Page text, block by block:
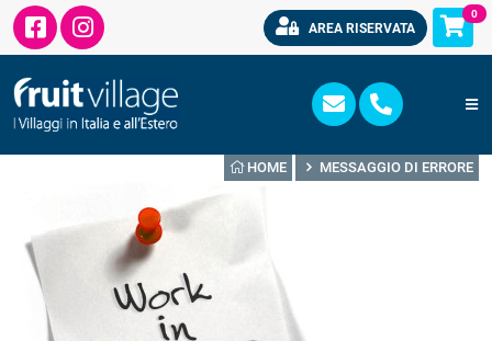
AREA RISERVATA
0
HOME MESSAGGIO DI ERRORE